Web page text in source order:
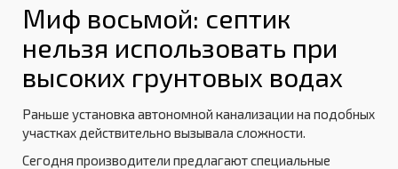
Миф восьмой: септик
нельзя использовать при
высоких грунтовых водах
Раньше установка автономной канализации на подобных
участках действительно вызывала сложности.
Сегодня производители предлагают специальные